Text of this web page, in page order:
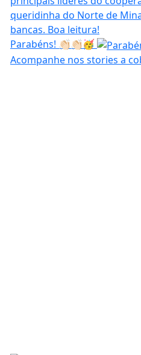
Parabéns! 👏🏻👏🏻🥳
Acompanhe nos stories a